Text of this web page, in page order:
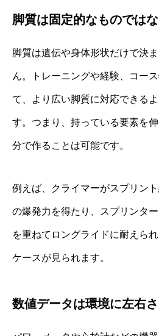
脚質は固定的なものでは
脚質は遺伝や身体形状だけで決
ん。トレーニングや経験、コー
て、より広い脚質に対応できる
す。つまり、持っている要素を
分で作ることは可能です。
例えば、クライマーがスプリン
の爆発力を得たり、スプリンタ
を重ねてロングライドに耐えら
ケースが見られます。
数値データは環境に左右